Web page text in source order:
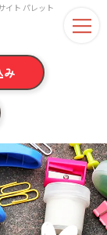
イト パレット
み